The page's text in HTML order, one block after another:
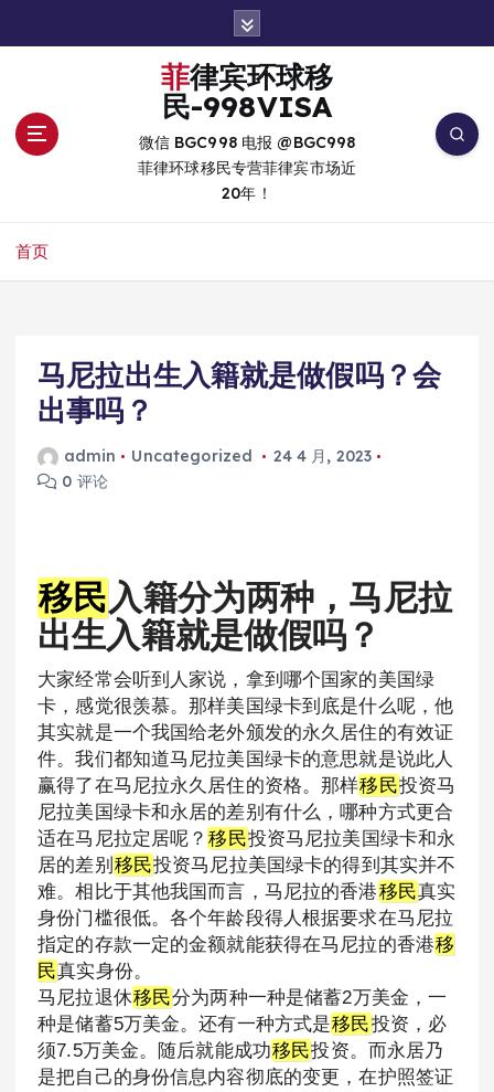
菲律宾环球移
民-998VISA
微信 BGC998 电报 @BGC998
菲律环球移民专营菲律宾市场近
20年！
首页
马尼拉出生入籍就是做假吗？会
出事吗？
admin Uncategorized
24 4 月, 2023
0 评论
移民入籍分为两种，马尼拉
出生入籍就是做假吗？
大家经常会听到人家说，拿到哪个国家的美国绿
卡，感觉很羡慕。那样美国绿卡到底是什么呢，他
其实就是一个我国给老外颁发的永久居住的有效证
件。我们都知道马尼拉美国绿卡的意思就是说此人
赢得了在马尼拉永久居住的资格。那样移民投资马
尼拉美国绿卡和永居的差别有什么，哪种方式更合
适在马尼拉定居呢？ 移民投资马尼拉美国绿卡和永
居的差别 移民投资马尼拉美国绿卡的得到其实并不
难。相比于其他我国而言，马尼拉的香港移民真实
身份门槛很低。各个年龄段得人根据要求在马尼拉
指定的存款一定的金额就能获得在马尼拉的香港移
民真实身份。
马尼拉退休移民分为两种一种是储蓄2万美金，一
种是储蓄5万美金。还有一种方式是移民投资，必
须7.5万美金。随后就能成功移民投资。而永居乃
是把自己的身份信息内容彻底的变更，在护照签证